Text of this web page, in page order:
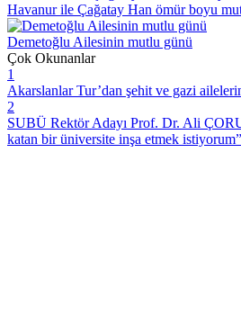
Havanur ile Çağatay Han ömür boyu
Demetoğlu Ailesinin mutlu günü
Çok Okunanlar
1
Akarslanlar Tur’dan şehit ve gazi
2
SUBÜ Rektör Adayı Prof. Dr. Ali
katan bir üniversite inşa etmek istiyorum”